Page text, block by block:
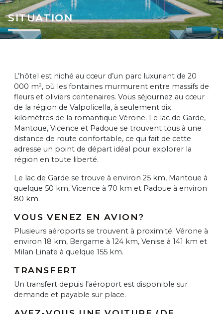
SITUATION
L’hôtel est niché au cœur d’un parc luxuriant de 20
000 m², où les fontaines murmurent entre massifs de
fleurs et oliviers centenaires. Vous séjournez au cœur
de la région de Valpolicella, à seulement dix
kilomètres de la romantique Vérone. Le lac de Garde,
Mantoue, Vicence et Padoue se trouvent tous à une
distance de route confortable, ce qui fait de cette
adresse un point de départ idéal pour explorer la
région en toute liberté.
Le lac de Garde se trouve à environ 25 km, Mantoue à
quelque 50 km, Vicence à 70 km et Padoue à environ
80 km.
VOUS VENEZ EN AVION?
Plusieurs aéroports se trouvent à proximité: Vérone à
environ 18 km, Bergame à 124 km, Venise à 141 km et
Milan Linate à quelque 155 km.
TRANSFERT
Un transfert depuis l’aéroport est disponible sur
demande et payable sur place.